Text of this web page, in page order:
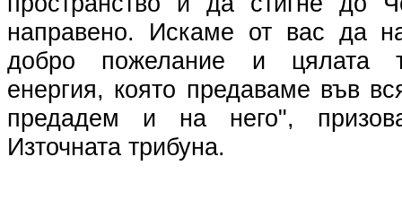
направено. Искаме от вас да
добро пожелание и цялата
енергия, която предаваме във
предадем и на него",
Източната трибуна.